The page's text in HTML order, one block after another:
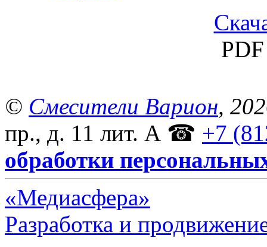
© Смесители Варион,
пр., д. 11 лит. А ☎ +7
обработки
«Медиасфера»
Разработка и